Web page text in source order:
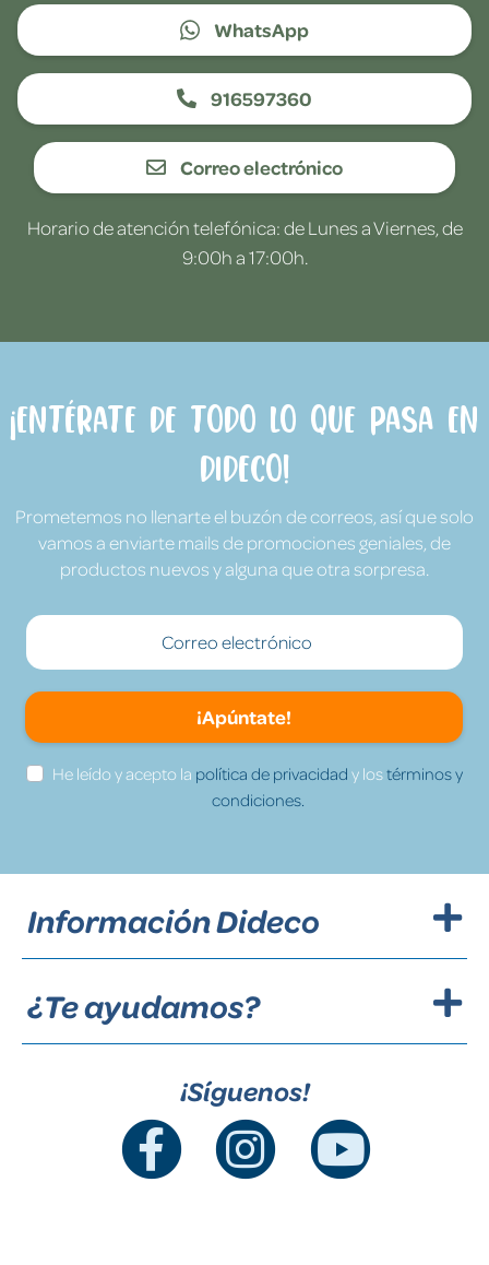
WhatsApp
916597360
Correo electrónico
Horario de atención telefónica: de Lunes a Viernes, de
9:00h a 17:00h.
¡Entérate de todo lo que pasa en
Dideco!
Prometemos no llenarte el buzón de correos, así que solo
vamos a enviarte mails de promociones geniales, de
productos nuevos y alguna que otra sorpresa.
¡Apúntate!
He leído y acepto la política de privacidad y lostérminos y
condiciones.
Información Dideco
¿Te ayudamos?
¡Síguenos!